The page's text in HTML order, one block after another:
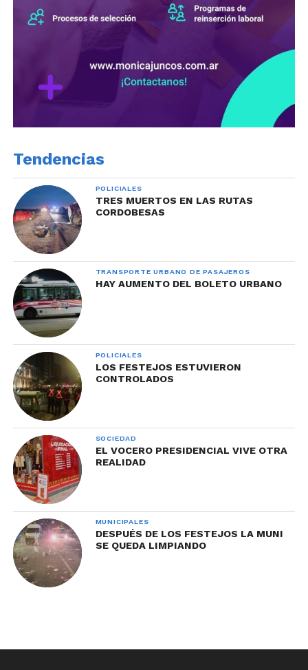
Tendencias
POLICIALES
TRES MUERTOS EN LAS RUTAS
CORDOBESAS
TRANSPORTE URBANO DE PASAJEROS
HAY AUMENTO DEL BOLETO URBANO
POLICIALES
LOS FESTEJOS ESTUVIERON
CONTROLADOS
SOCIEDAD
EL VOCERO PRESIDENCIAL VIVE OTRA
REALIDAD
MUNICIPALES
DESPUÉS DE LOS FESTEJOS LA MUNI
SE QUEDA LIMPIANDO